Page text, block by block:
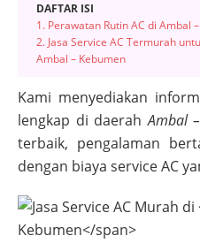
DAFTAR ISI
1. Perawatan Rutin AC di Ambal
2. Jasa Service AC Termurah
Ambal – Kebumen
Kami menyediakan
lengkap di daerahAmbal
terbaik, pengalaman
dengan biaya service AC